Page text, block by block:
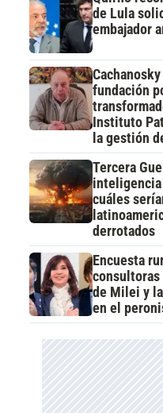
de Lula
embajador
fundación
Instituto
la gestión
Tercera
cuáles
derrotados
Encuesta
de Milei y
en el